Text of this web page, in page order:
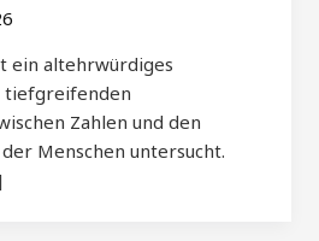
ein altehrwürdiges
tiefgreifenden
Zahlen und den
Menschen untersucht.